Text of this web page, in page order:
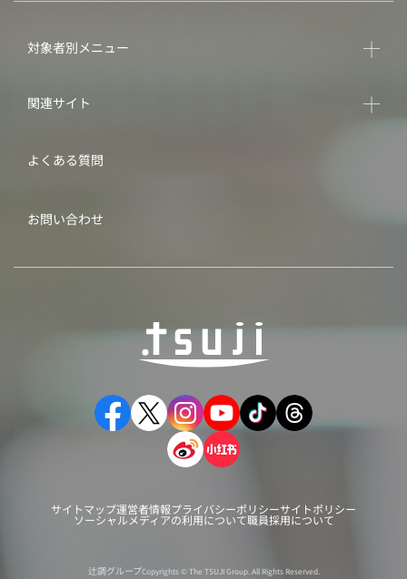
対象者別メニュー
関連サイト
よくある質問
お問い合わせ
サイトマップ運営者情報プライバシーポリシーサイトポリシー
ソーシャルメディアの利用について職員採用について
辻調グループCopyrights © The TSUJI Group. All Rights Reserved.